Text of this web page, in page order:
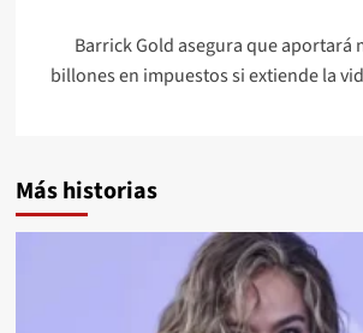
Barrick Gold asegura que aportará
billones en impuestos si extiende la
Más historias